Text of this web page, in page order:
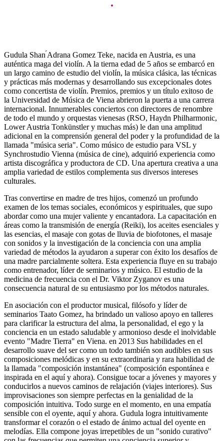
Gudula Shan ́Adrana Gomez Teke, nacida en Austria, es una
auténtica maga del violín. A la tierna edad de 5 años se embarcó en
un largo camino de estudio del violín, la música clásica, las técnicas
y prácticas más modernas y desarrollando sus excepcionales dotes
como concertista de violín. Premios, premios y un título exitoso de
la Universidad de Música de Viena abrieron la puerta a una carrera
internacional. Innumerables conciertos con directores de renombre
de todo el mundo y orquestas vienesas (RSO, Haydn Philharmonic,
Lower Austria Tonkünstler y muchas más) le dan una amplitud
adicional en la comprensión general del poder y la profundidad de la
llamada "música seria". Como músico de estudio para VSL y
Synchrostudio Vienna (música de cine), adquirió experiencia como
artista discográfica y productora de CD. Una apertura creativa a una
amplia variedad de estilos complementa sus diversos intereses
culturales.
Tras convertirse en madre de tres hijos, comenzó un profundo
examen de los temas sociales, económicos y espirituales, que supo
abordar como una mujer valiente y encantadora. La capacitación en
áreas como la transmisión de energía (Reiki), los aceites esenciales y
las esencias, el masaje con gotas de lluvia de biofotones, el masaje
con sonidos y la investigación de la conciencia con una amplia
variedad de métodos la ayudaron a superar con éxito los desafíos de
una madre parcialmente soltera. Esta experiencia fluye en su trabajo
como entrenador, líder de seminarios y músico. El estudio de la
medicina de frecuencia con el Dr. Viktor Zyganov es una
consecuencia natural de su entusiasmo por los métodos naturales.
En asociación con el productor musical, filósofo y líder de
seminarios Taato Gomez, ha brindado un valioso apoyo en talleres
para clarificar la estructura del alma, la personalidad, el ego y la
conciencia en un estado saludable y armonioso desde el inolvidable
evento "Madre Tierra" en Viena. en 2013 Sus habilidades en el
desarrollo suave del ser como un todo también son audibles en sus
composiciones melódicas y en su extraordinaria y rara habilidad de
la llamada "composición instantánea" (composición espontánea e
inspirada en el aquí y ahora). Consigue tocar a jóvenes y mayores y
conducirlos a nuevos caminos de relajación (viajes interiores). Sus
improvisaciones son siempre perfectas en la genialidad de la
composición intuitiva. Todo surge en el momento, en una empatía
sensible con el oyente, aquí y ahora. Gudula logra intuitivamente
transformar el corazón o el estado de ánimo actual del oyente en
melodías. Ella compone joyas irrepetibles de un "sonido curativo"